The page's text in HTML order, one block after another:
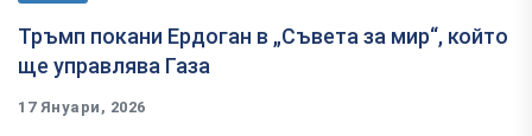
Тръмп покани Ердоган в „Съвета за мир“, който
ще управлява Газа
17 Януари, 2026